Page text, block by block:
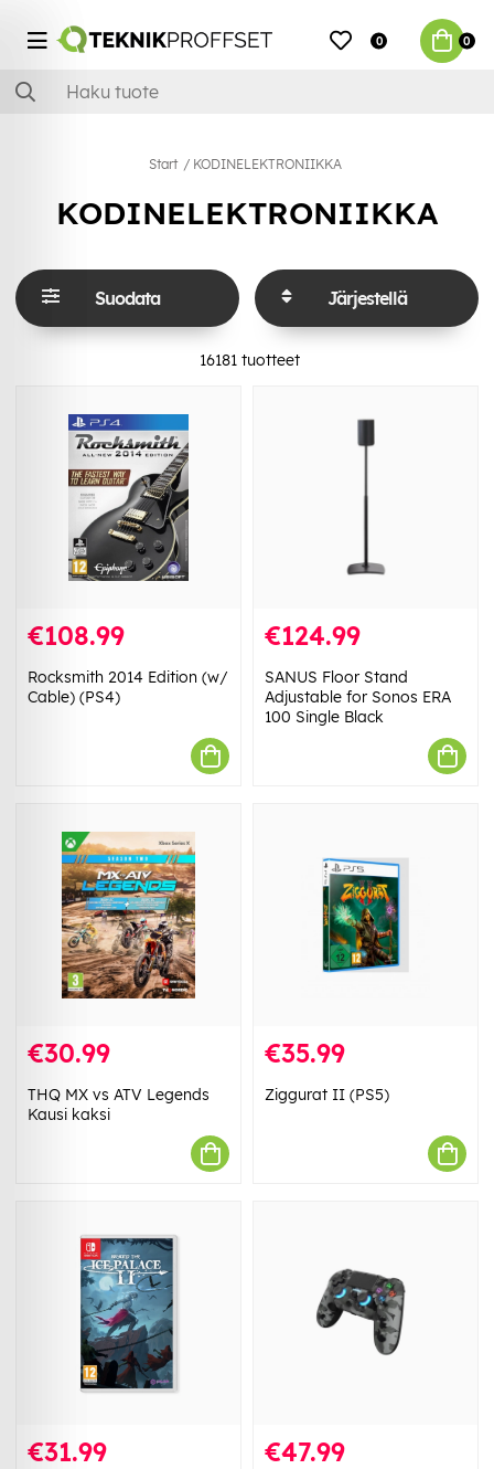
0 0
Start KODINELEKTRONIIKKA
KODINELEKTRONIIKKA
Suodata Järjestellä
16181tuotteet
€108.99
Rocksmith 2014 Edition (w/
Cable) (PS4)
€124.99
SANUS Floor Stand
Adjustable for Sonos ERA
100 Single Black
€30.99
THQ MX vs ATV Legends
Kausi kaksi
€35.99
Ziggurat II (PS5)
€31.99 €47.99